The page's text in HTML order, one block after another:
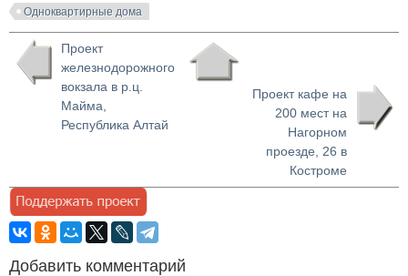
Одноквартирные дома
Проект
железнодорожного
вокзала в р.ц.
Майма,
Республика Алтай
Проект кафе на
200 мест на
Нагорном
проезде, 26 в
Костроме
Добавить комментарий